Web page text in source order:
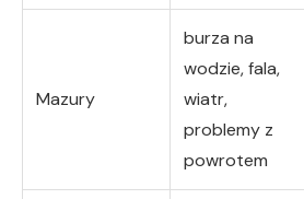
Mazury
burza na
wodzie, fala,
wiatr,
problemy z
powrotem